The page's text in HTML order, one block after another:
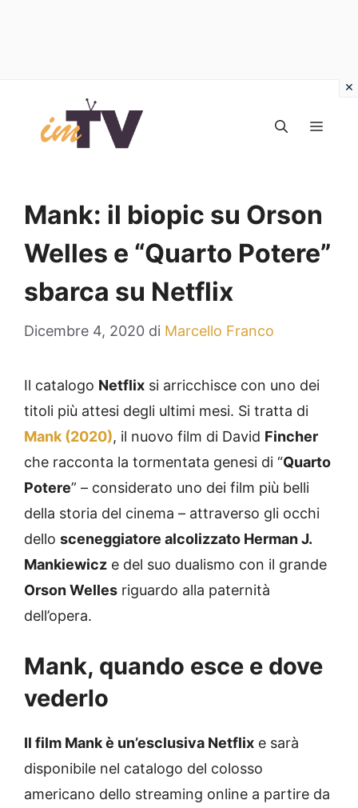
contenuto
Mank: il biopic su Orson
Welles e “Quarto Potere”
sbarca su Netflix
Dicembre 4, 2020 di Marcello Franco
Il catalogo Netflix si arricchisce con uno dei
titoli più attesi degli ultimi mesi. Si tratta di
Mank (2020), il nuovo film di David Fincher
che racconta la tormentata genesi di “Quarto
Potere” – considerato uno dei film più belli
della storia del cinema – attraverso gli occhi
dello sceneggiatore alcolizzato Herman J.
Mankiewicz e del suo dualismo con il grande
Orson Welles riguardo alla paternità
dell’opera.
Mank, quando esce e dove
vederlo
Il film Mank è un’esclusiva Netflix e sarà
disponibile nel catalogo del colosso
americano dello streaming online a partire da